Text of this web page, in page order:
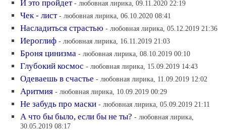
И это пройдет - любовная лирика, 09.11.2020 22:19
Чек - лист - любовная лирика, 06.10.2020 08:41
Насладиться страстью - любовная лирика, 05.12.2019 21:36
Иероглиф - любовная лирика, 16.11.2019 21:03
Броня цинизма - любовная лирика, 08.10.2019 00:10
Глубокий космос - любовная лирика, 15.09.2019 14:43
Одеваешь в счастье - любовная лирика, 11.09.2019 12:02
Аритмия - любовная лирика, 10.09.2019 00:29
Не забудь про маски - любовная лирика, 05.09.2019 21:11
А что бы было, если бы не ты? - любовная лирика,
30.05.2019 08:17